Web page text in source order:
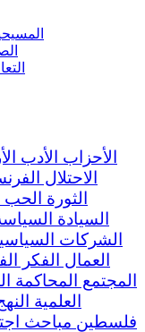
الأحزاب الأدب
الاحتلال
الثورة الحب
السيادة
الشركات
العمال الفكر
المجتمع المحاكمة
العلمية
فلسطين مباحث